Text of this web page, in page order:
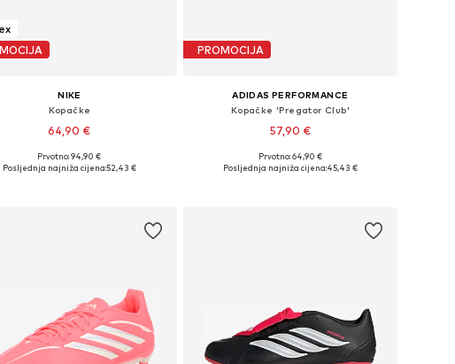
NIKE
Kopačke
64,90 €
Dostupno u više veličina
Prvotno: 94,90 €
Posljednja najniža cijena:52,43 €
PROMOCIJA
ADIDAS PERFORMANCE
Kopačke 'Pregator Club'
57,90 €
Dostupno u više veličina
Prvotno: 64,90 €
Posljednja najniža cijena:45,43 €